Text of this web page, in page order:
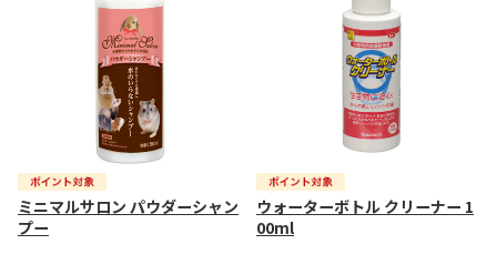
ミニマルサロン パウダーシャン
プー
ウォーターボトル クリーナー 1
00ml